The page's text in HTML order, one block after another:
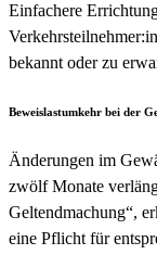
Einfachere
bekannt oder zu
Beweislastumkehr bei der
Änderungen im
zwölf Monate
Geltendmachung“,
eine Pflicht für